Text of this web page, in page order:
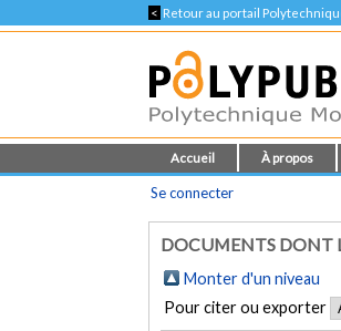
< Retour au portail
Accueil À propos
Se connecter
DOCUMENTS DONT
Monter d'un niveau
Pour citer ou exporter